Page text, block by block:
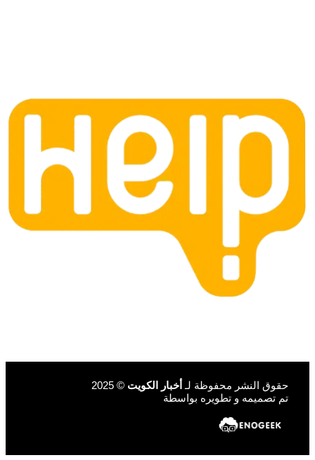
حقوق النشر محفوظة لـ أخبار الكويت © 2025
تم تصميمه و تطويره بواسطة